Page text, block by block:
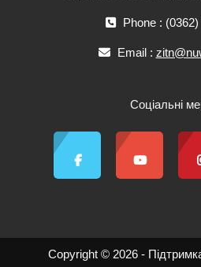
Phone :
Email :
Соціальні
Copyright © 2026 -